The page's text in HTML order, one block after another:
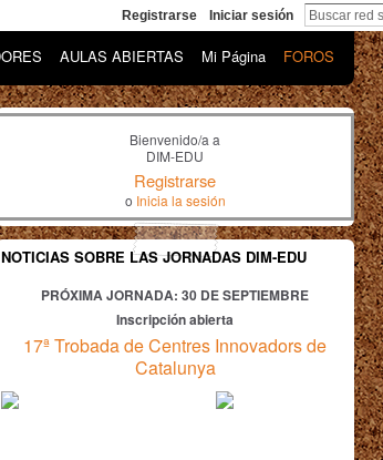
Registrarse Iniciar sesión
AULAS ABIERTAS Mi Página FOROS
Bienvenido/a a
DIM-EDU
Registrarse
o Inicia la sesión
NOTICIAS SOBRE LAS JORNADAS DIM-EDU
PRÓXIMA JORNADA: 30 DE SEPTIEMBRE
Inscripción abierta
17ª Trobada de Centres Innovadors de
Catalunya